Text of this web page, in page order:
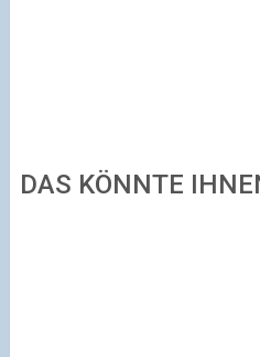
DAS KÖNNTE